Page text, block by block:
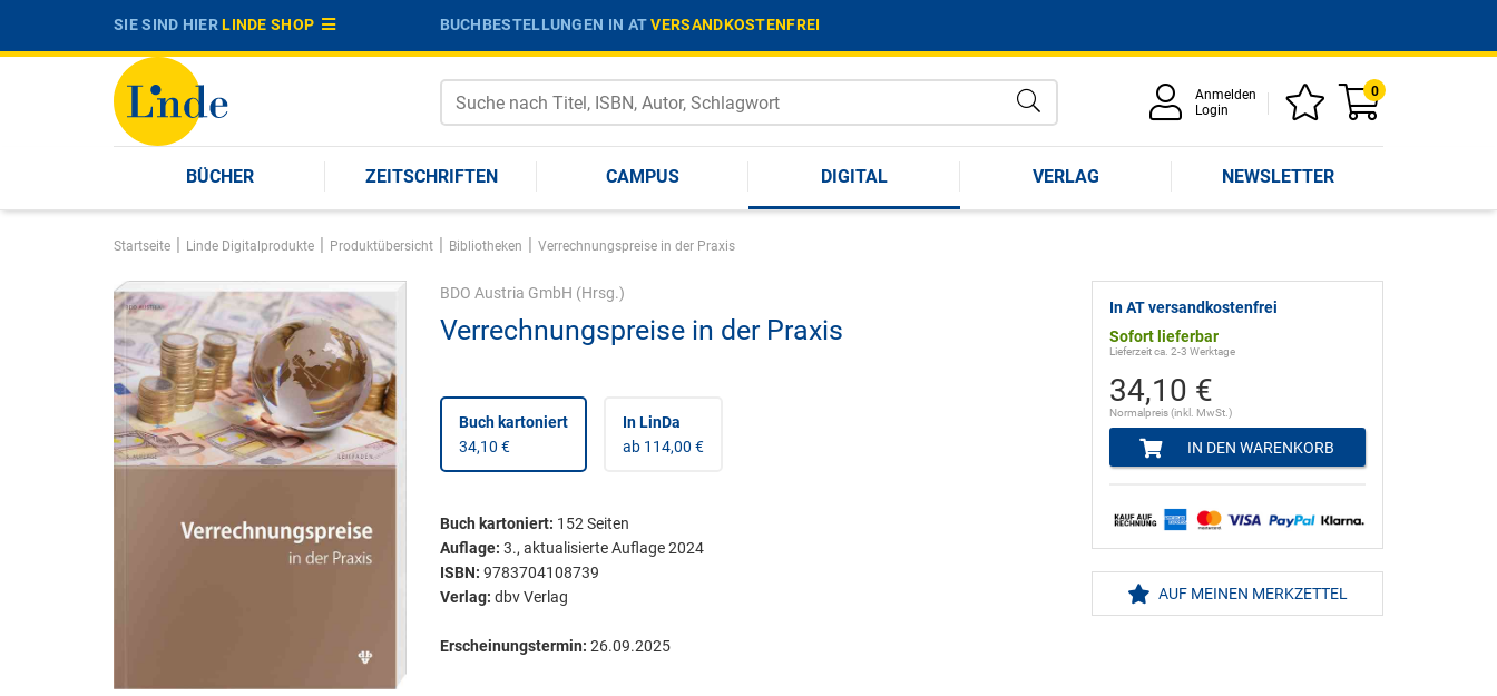
SIE SIND HIERLINDE SHOP BUCHBESTELLUNGEN IN ATVERSANDKOSTENFREI
Anmelden
Login
0
BÜCHER ZEITSCHRIFTEN CAMPUS DIGITAL VERLAG NEWSLETTER
Startseite | Linde Digitalprodukte | Produktübersicht | Bibliotheken | Verrechnungspreise in der Praxis
BDO Austria GmbH (Hrsg.)
Verrechnungspreise in der Praxis
Buch kartoniert
34,10 €
In LinDa
ab 114,00 €
Buch kartoniert: 152 Seiten
Auflage: 3., aktualisierte Auflage 2024
ISBN: 9783704108739
Verlag: dbv Verlag
Erscheinungstermin: 26.09.2025
In AT versandkostenfrei
Sofort lieferbar
Lieferzeit ca. 2-3 Werktage
34,10 €
Normalpreis (inkl. MwSt.)
IN DEN WARENKORB
AUF MEINEN MERKZETTEL